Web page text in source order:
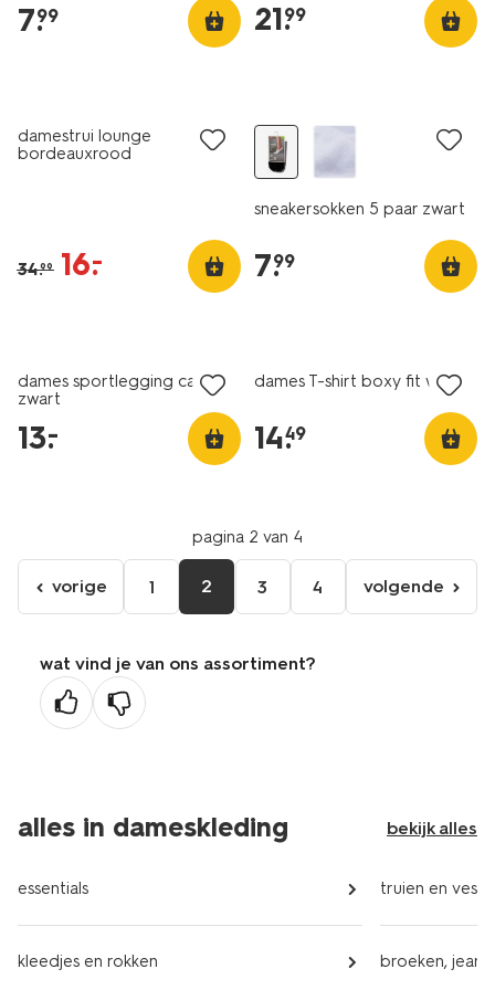
7.
99 21.
99
damestrui lounge
bordeauxrood
34.99 16.
–
sneakersokken 5 paar zwart
7.
99
dames sportlegging capri
zwart
13.
–
dames T-shirt boxy fit wit
14.
49
pagina 2 van 4
ga
naar
vorige
pagina
vorige 1 2 3 4
volgende
pagina
volgende
wat vind je van ons assortiment?
alles in dameskleding bekijk alles
essentials
kleedjes en rokken
truien en
broeken, jeans